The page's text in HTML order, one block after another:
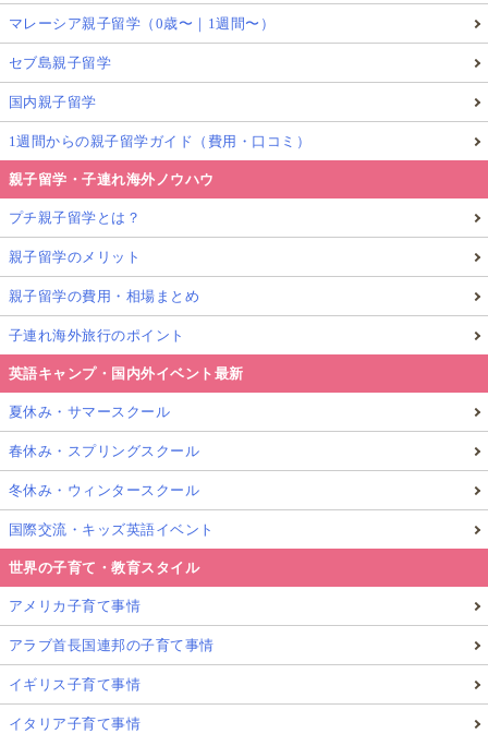
マレーシア親子留学（0歳〜｜1週間〜）
セブ島親子留学
国内親子留学
1週間からの親子留学ガイド（費用・口コミ）
親子留学・子連れ海外ノウハウ
プチ親子留学とは？
親子留学のメリット
親子留学の費用・相場まとめ
子連れ海外旅行のポイント
英語キャンプ・国内外イベント最新
夏休み・サマースクール
春休み・スプリングスクール
冬休み・ウィンタースクール
国際交流・キッズ英語イベント
世界の子育て・教育スタイル
アメリカ子育て事情
アラブ首長国連邦の子育て事情
イギリス子育て事情
イタリア子育て事情